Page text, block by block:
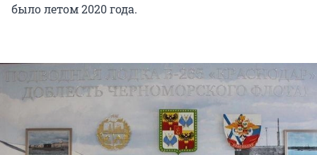
было летом 2020 года.